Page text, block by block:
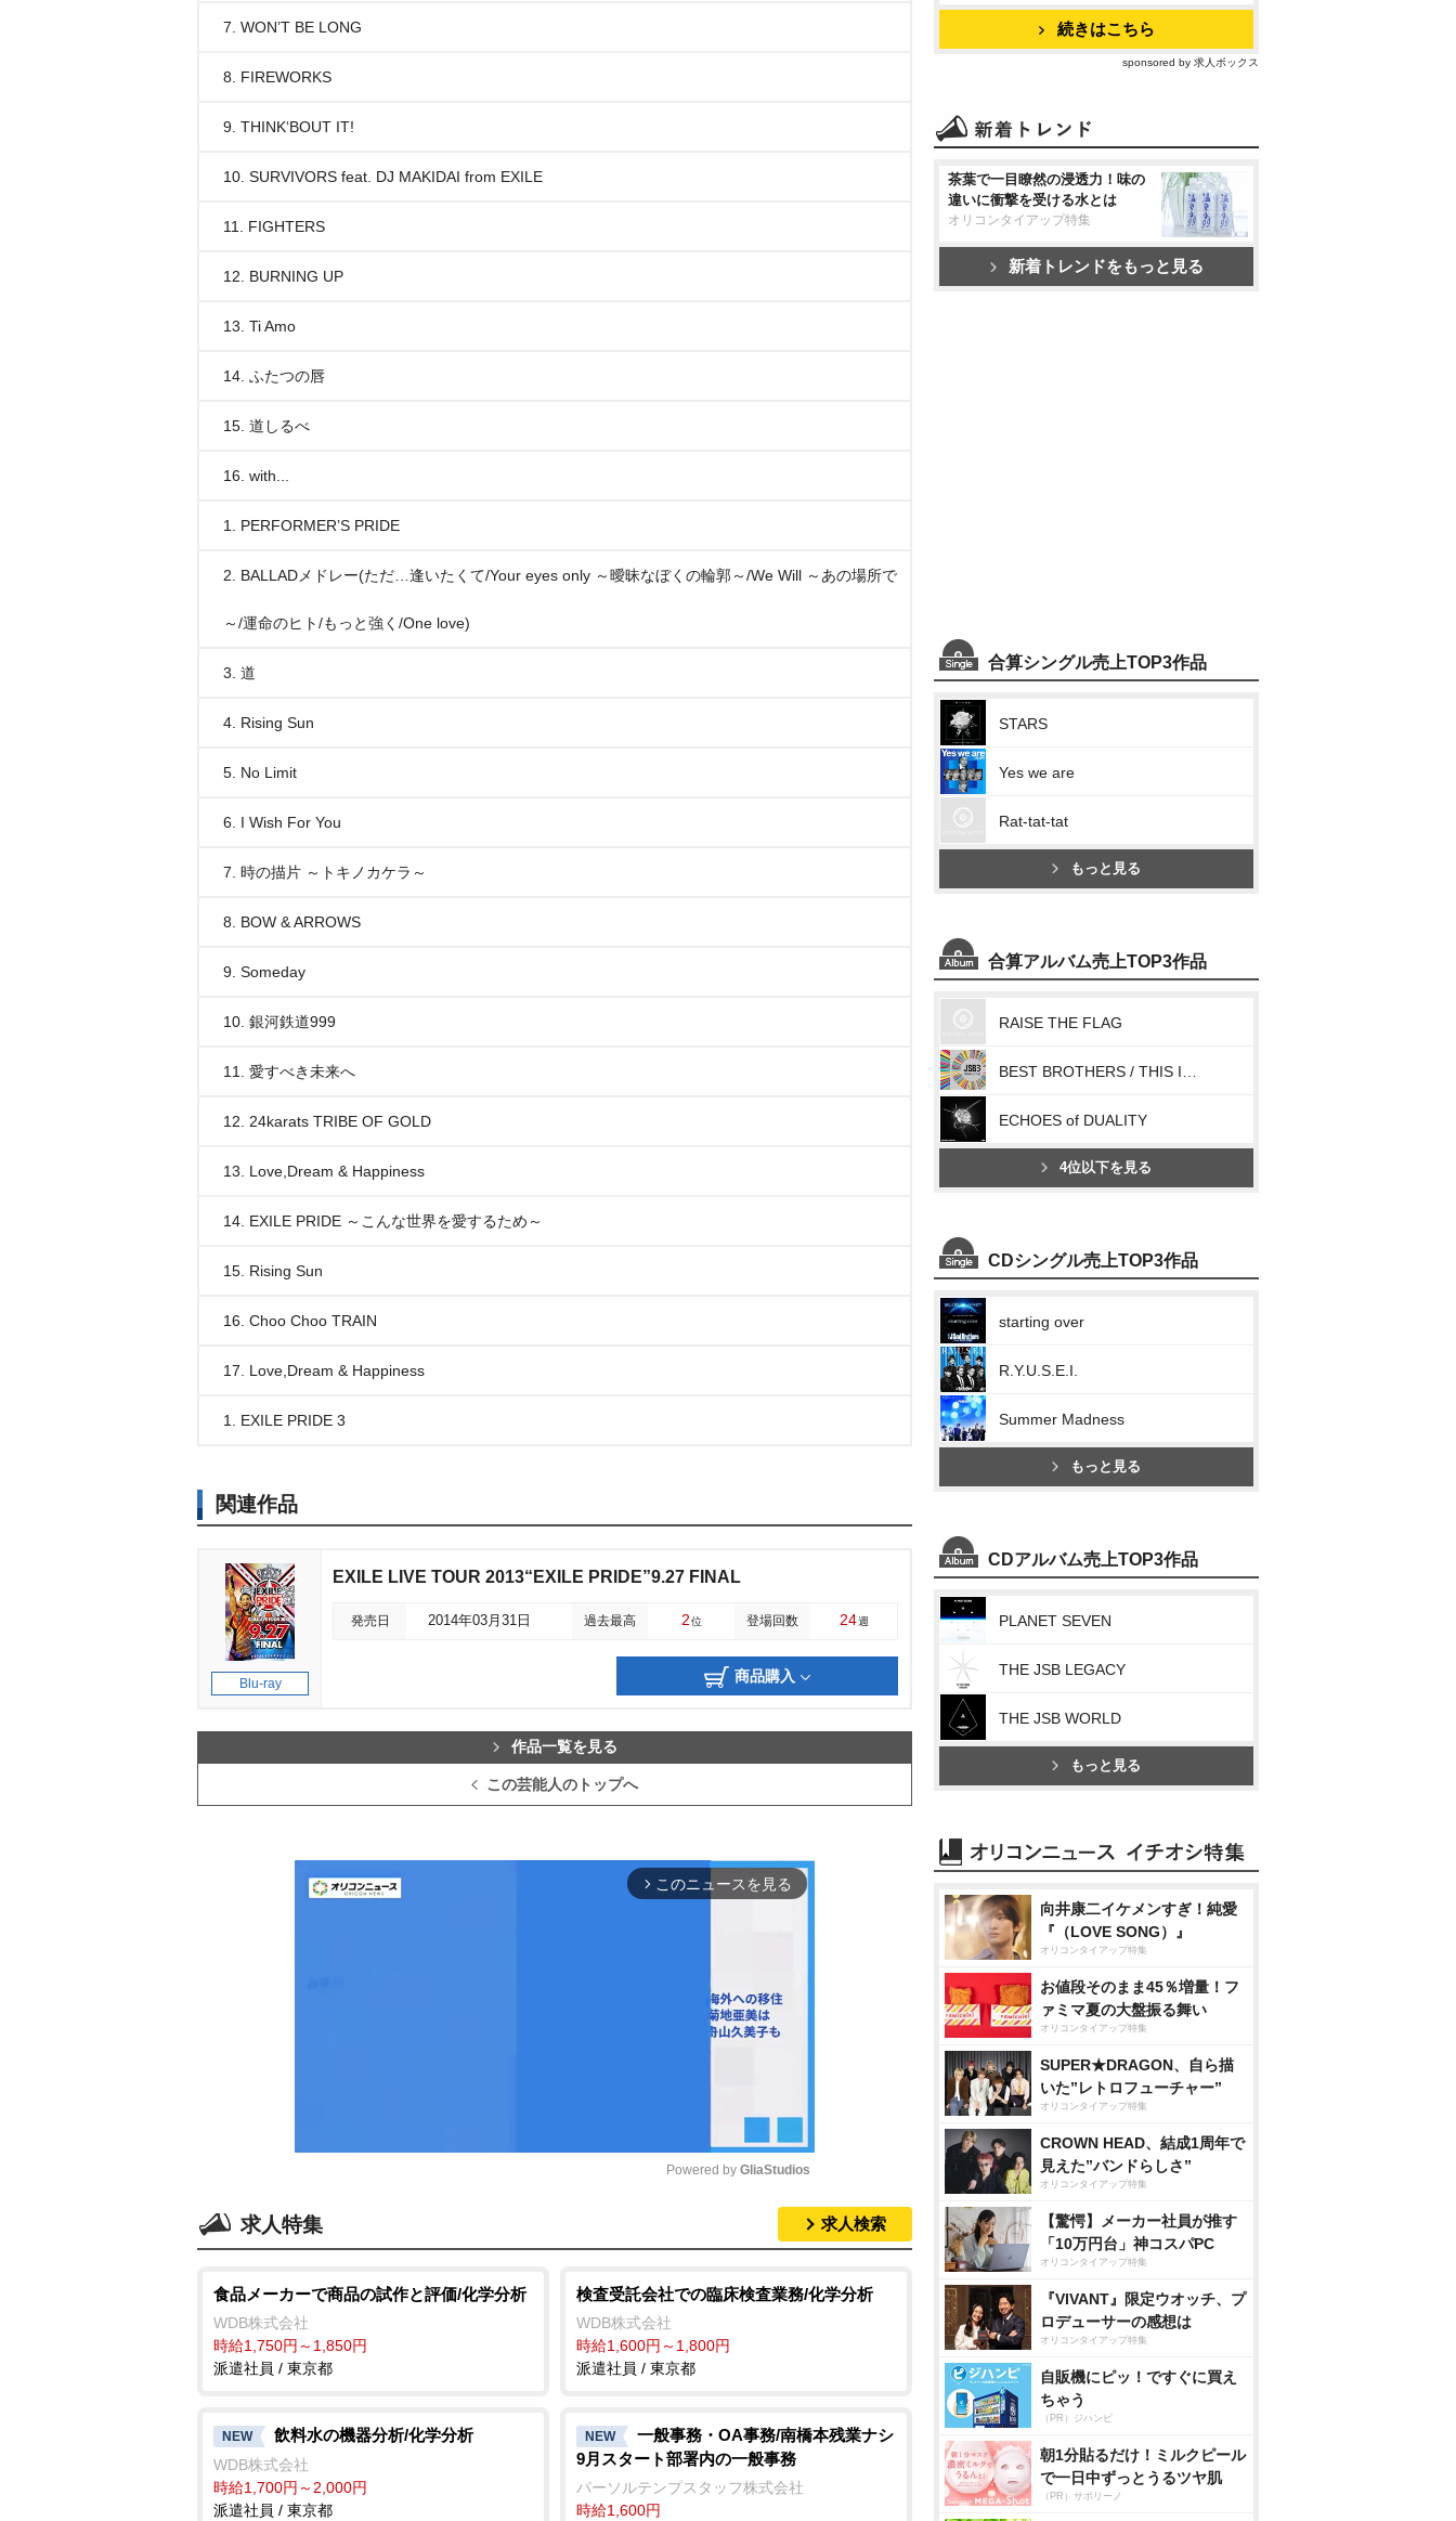
7. WON’T BE LONG
8. FIREWORKS
9. THINK‘BOUT IT!
10. SURVIVORS feat. DJ MAKIDAI from EXILE
11. FIGHTERS
12. BURNING UP
13. Ti Amo
14. ふたつの唇
15. 道しるべ
16. with...
1. PERFORMER’S PRIDE
2. BALLADメドレー(ただ…逢いたくて/Your eyes only ～曖昧なぼくの輪郭～/We Will ～あの場所で
～/運命のヒト/もっと強く/One love)
3. 道
4. Rising Sun
5. No Limit
6. I Wish For You
7. 時の描片 ～トキノカケラ～
8. BOW & ARROWS
9. Someday
10. 銀河鉄道999
11. 愛すべき未来へ
12. 24karats TRIBE OF GOLD
13. Love,Dream & Happiness
14. EXILE PRIDE ～こんな世界を愛するため～
15. Rising Sun
16. Choo Choo TRAIN
17. Love,Dream & Happiness
1. EXILE PRIDE 3
関連作品
Blu-ray
EXILE LIVE TOUR 2013“EXILE PRIDE”9.27 FINAL
発売日 2014年03月31日 過去最高 2位 登場回数 24週
商品購入
作品一覧を見る
この芸能人のトップへ
arrow_forward_ios このニュースを見る
t
Powered by GliaStudios
求人特集 求人検索
食品メーカーで商品の試作と評価/化学分析
WDB株式会社
時給1,750円～1,850円
派遣社員 / 東京都
検査受託会社での臨床検査業務/化学分析
WDB株式会社
時給1,600円～1,800円
派遣社員 / 東京都
NEW 飲料水の機器分析/化学分析
WDB株式会社
時給1,700円～2,000円
派遣社員 / 東京都
NEW
一般事務・OA事務/南橋本残業ナシ
9月スタート部署内の一般事務
パーソルテンプスタッフ株式会社
時給1,600円
続きはこちら
sponsored by 求人ボックス
茶葉で一目瞭然の浸透力！味の
違いに衝撃を受ける水とは
オリコンタイアップ特集
新着トレンドをもっと見る
合算シングル売上TOP3作品
STARS
Yes we are
Rat-tat-tat
もっと見る
合算アルバム売上TOP3作品
RAISE THE FLAG
ECHOES of DUALITY
4位以下を見る
CDシングル売上TOP3作品
starting over
R.Y.U.S.E.I.
Summer Madness
もっと見る
CDアルバム売上TOP3作品
PLANET SEVEN
THE JSB LEGACY
THE JSB WORLD
もっと見る
向井康二イケメンすぎ！純愛
『（LOVE SONG）』
オリコンタイアップ特集
お値段そのまま45％増量！フ
ァミマ夏の大盤振る舞い
オリコンタイアップ特集
SUPER★DRAGON、自ら描
いた”レトロフューチャー”
オリコンタイアップ特集
CROWN HEAD、結成1周年で
見えた”バンドらしさ”
オリコンタイアップ特集
【驚愕】メーカー社員が推す
「10万円台」神コスパPC
オリコンタイアップ特集
『VIVANT』限定ウオッチ、プ
ロデューサーの感想は
オリコンタイアップ特集
自販機にピッ！ですぐに買え
ちゃう
（PR）ジハンピ
朝1分貼るだけ！ミルクピール
で一日中ずっとうるツヤ肌
（PR）サボリーノ